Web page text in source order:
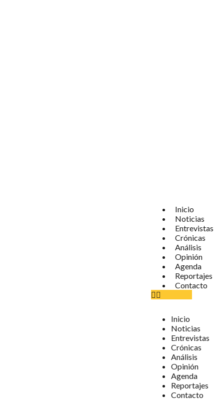
Inicio
Noticias
Entrevistas
Crónicas
Análisis
Opinión
Agenda
Reportajes
Contacto
Inicio
Noticias
Entrevistas
Crónicas
Análisis
Opinión
Agenda
Reportajes
Contacto